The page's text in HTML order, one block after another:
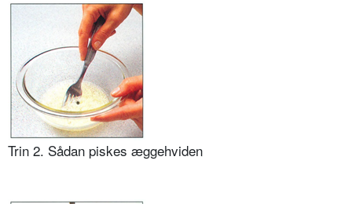
Trin 2. Sådan piskes æggehviden